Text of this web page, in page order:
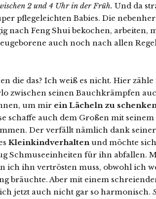
2 und 4 Uhr in der Früh. Und da
pflegeleichten Babies. Die
nach Feng Shui bekochen, arbeiten,
auch noch nach allen
die das? Ich weiß es nicht. Hier
zwischen seinen Bauchkrämpfen
um mir ein Lächeln zu
schaffe auch dem Großen mit
Der verfällt nämlich dank
Kleinkindverhaltenund möchte
Schmuseeinheiten für ihn abfallen.
ich ihn vertrösten muss, obwohl ich
bräuchte. Aber mit einem
jetzt auch nicht gar so harmonisch.